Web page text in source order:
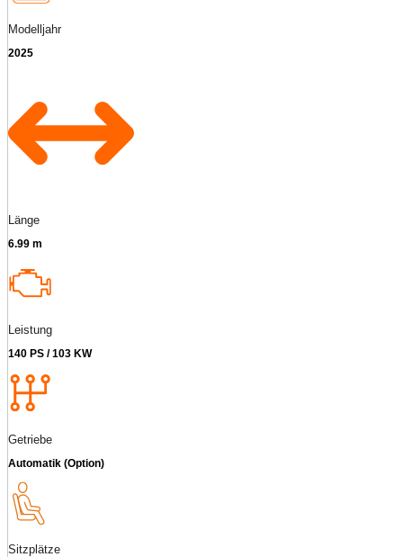
Modelljahr
2025
Länge
6.99 m
Leistung
140 PS / 103 KW
Getriebe
Automatik (Option)
Sitzplätze